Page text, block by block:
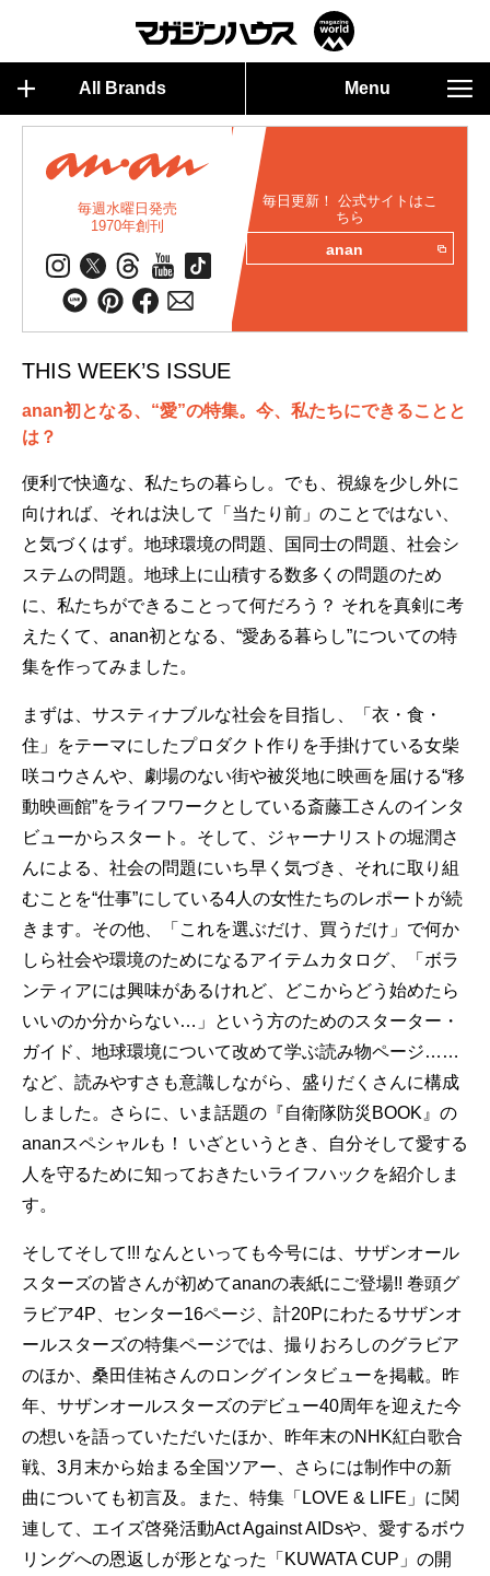
All Brands Menu
毎週水曜日発売
1970年創刊
毎日更新！ 公式サイトはこ
ちら
anan
THIS WEEK’S ISSUE
anan初となる、“愛”の特集。今、私たちにできることと
は？
便利で快適な、私たちの暮らし。でも、視線を少し外に
向ければ、それは決して「当たり前」のことではない、
と気づくはず。地球環境の問題、国同士の問題、社会シ
ステムの問題。地球上に山積する数多くの問題のため
に、私たちができることって何だろう？ それを真剣に考
えたくて、anan初となる、“愛ある暮らし”についての特
集を作ってみました。
まずは、サスティナブルな社会を目指し、「衣・食・
住」をテーマにしたプロダクト作りを手掛けている女柴
咲コウさんや、劇場のない街や被災地に映画を届ける“移
動映画館”をライフワークとしている斎藤工さんのインタ
ビューからスタート。そして、ジャーナリストの堀潤さ
んによる、社会の問題にいち早く気づき、それに取り組
むことを“仕事”にしている4人の女性たちのレポートが続
きます。その他、「これを選ぶだけ、買うだけ」で何か
しら社会や環境のためになるアイテムカタログ、「ボラ
ンティアには興味があるけれど、どこからどう始めたら
いいのか分からない…」という方のためのスターター・
ガイド、地球環境について改めて学ぶ読み物ページ……
など、読みやすさも意識しながら、盛りだくさんに構成
しました。さらに、いま話題の『自衛隊防災BOOK』の
ananスペシャルも！ いざというとき、自分そして愛する
人を守るために知っておきたいライフハックを紹介しま
す。
そしてそして!!! なんといっても今号には、サザンオール
スターズの皆さんが初めてananの表紙にご登場!! 巻頭グ
ラビア4P、センター16ページ、計20Pにわたるサザンオ
ールスターズの特集ページでは、撮りおろしのグラビア
のほか、桑田佳祐さんのロングインタビューを掲載。昨
年、サザンオールスターズのデビュー40周年を迎えた今
の想いを語っていただいたほか、昨年末のNHK紅白歌合
戦、3月末から始まる全国ツアー、さらには制作中の新
曲についても初言及。また、特集「LOVE & LIFE」に関
連して、エイズ啓発活動Act Against AIDsや、愛するボウ
リングへの恩返しが形となった「KUWATA CUP」の開